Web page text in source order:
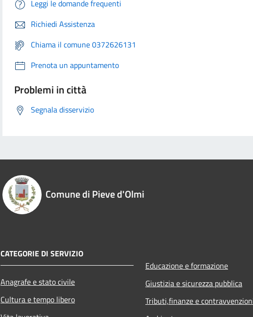
Leggi le domande frequenti
Richiedi Assistenza
Chiama il comune 0372626131
Prenota un appuntamento
Problemi in città
Segnala disservizio
Comune di Pieve d'Olmi
CATEGORIE DI SERVIZIO
Anagrafe e stato civile
Cultura e tempo libero
Educazione e formazione
Giustizia e sicurezza pubblica
Tributi,finanze e